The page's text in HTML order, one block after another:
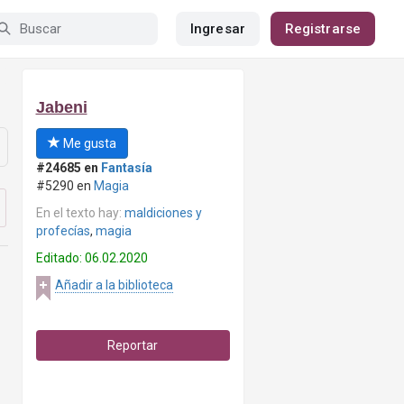
Ingresar Registrarse
Jabeni
Me gusta
#24685 en Fantasía
#5290 en Magia
En el texto hay: maldiciones y
profecías, magia
Editado: 06.02.2020
Añadir a la biblioteca
Reportar